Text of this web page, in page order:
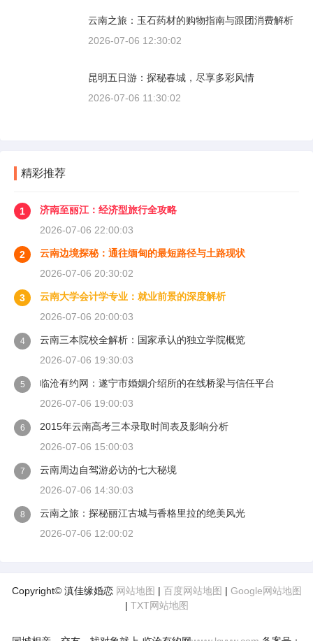
云南之旅：玉石药材的购物指南与跟团消费解析
2026-07-06 12:30:02
昆明五日游：探秘春城，尽享多彩风情
2026-07-06 11:30:02
精彩推荐
1
济南至丽江：经济型旅行全攻略
2026-07-06 22:00:03
2
云南边境探秘：通往缅甸的最短路径与土路现状
2026-07-06 20:30:02
3
云南大学会计学专业：就业前景的深度解析
2026-07-06 20:00:03
4
云南三本院校全解析：国家承认的独立学院概览
2026-07-06 19:30:03
5
临沧有约网：遂宁市婚姻介绍所的在线桥梁与信任平台
2026-07-06 19:00:03
6
2015年云南高考三本录取时间表及影响分析
2026-07-06 15:00:03
7
云南周边自驾游必访的七大秘境
2026-07-06 14:30:03
8
云南之旅：探秘丽江古城与香格里拉的绝美风光
2026-07-06 12:00:02
Copyright© 滇佳缘婚恋 网站地图 | 百度网站地图 | Google网站地图
| TXT网站地图